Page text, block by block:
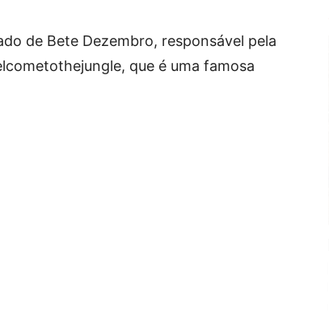
de Bete Dezembro, responsável pela
que é uma famosa